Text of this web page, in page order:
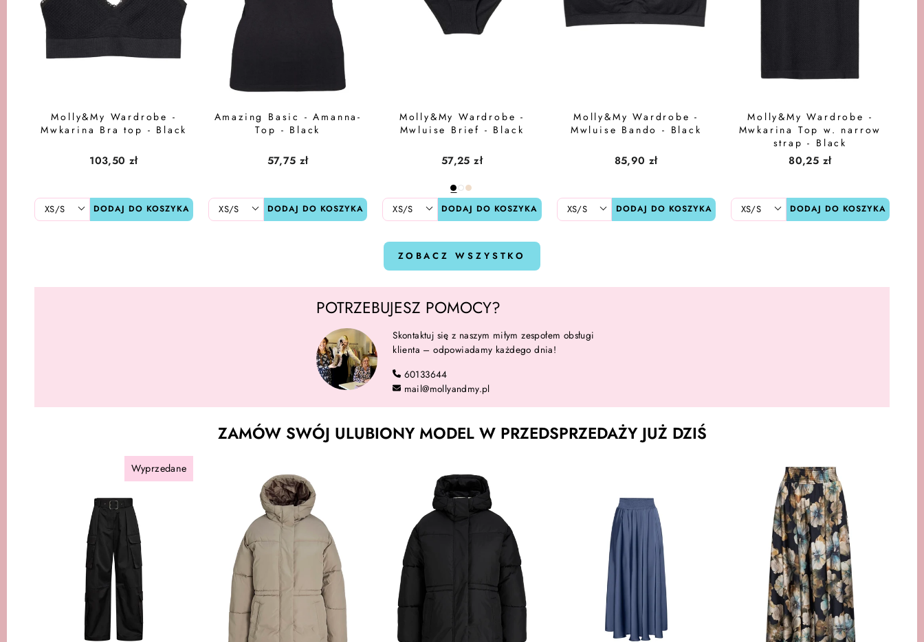
Molly&My Wardrobe -
Mwkarina Bra top - Black
103,50 zł
DODAJ DO KOSZYKA
Amazing Basic - Amanna-
Top - Black
57,75 zł
DODAJ DO KOSZYKA
Molly&My Wardrobe -
Mwluise Brief - Black
57,25 zł
DODAJ DO KOSZYKA
Molly&My Wardrobe -
Mwluise Bando - Black
85,90 zł
DODAJ DO KOSZYKA
Molly&My Wardrobe -
Mwkarina Top w. narrow
strap - Black
80,25 zł
DODAJ DO KOSZYKA
ZOBACZ WSZYSTKO
POTRZEBUJESZ POMOCY?
Skontaktuj się z naszym miłym zespołem obsługi
klienta – odpowiadamy każdego dnia!
60133644
mail@mollyandmy.pl
ZAMÓW SWÓJ ULUBIONY MODEL W PRZEDSPRZEDAŻY JUŻ DZIŚ
Wyprzedane